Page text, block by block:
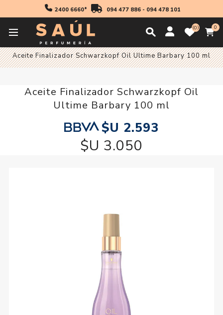
2400 6660* 094 477 886- 094 478 101
0 0
Inicio
Aceite Finalizador Schwarzkopf Oil Ultime Barbary 100 ml
Aceite Finalizador Schwarzkopf Oil
Ultime Barbary 100 ml
$U 2.593
$U 3.050